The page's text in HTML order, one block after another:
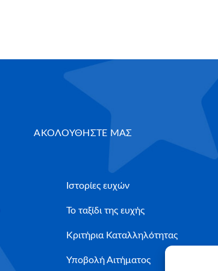
ΑΚΟΛΟΥΘΗΣΤΕ ΜΑΣ
Ιστορίες ευχών
Το ταξίδι της ευχής
Κριτήρια Καταλληλότητας
Υποβολή Αιτήματος